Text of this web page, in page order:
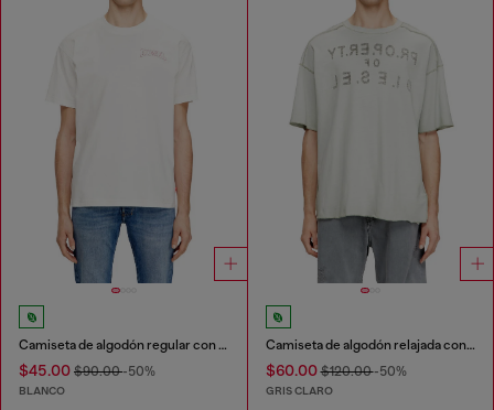
Camiseta de algodón regular con bordado Diesel
$45.00 $90.00-50%
BLANCO
Camiseta de algodón relajada con estampado en la parte delantera y trasera.
$60.00$120.00-50%
GRIS CLARO